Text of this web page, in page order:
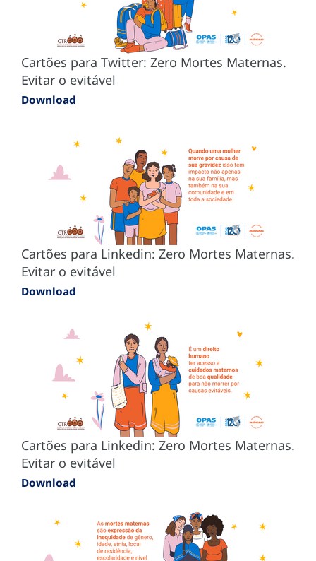
Cartões para Twitter: Zero Mortes Maternas.
Evitar o evitável
Download
Cartões para Linkedin: Zero Mortes Maternas.
Evitar o evitável
Download
Cartões para Linkedin: Zero Mortes Maternas.
Evitar o evitável
Download